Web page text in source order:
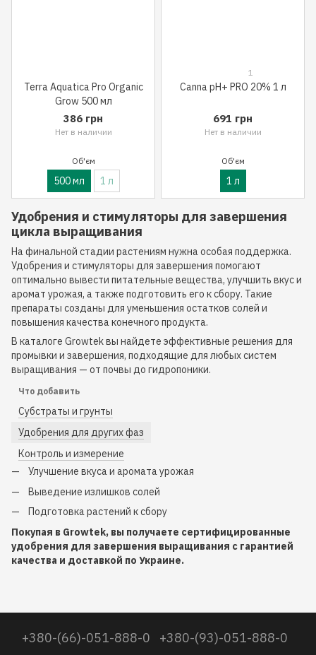
Terra Aquatica Pro Organic
Grow 500 мл
386 грн
Нет в наличии
Об'єм
500 мл 1 л
1
Canna pH+ PRO 20% 1 л
691 грн
Нет в наличии
Об'єм
1 л
Удобрения и стимуляторы для завершения
цикла выращивания
На финальной стадии растениям нужна особая поддержка.
Удобрения и стимуляторы для завершения помогают
оптимально вывести питательные вещества, улучшить вкус и
аромат урожая, а также подготовить его к сбору. Такие
препараты созданы для уменьшения остатков солей и
повышения качества конечного продукта.
В каталоге Growtek вы найдете эффективные решения для
промывки и завершения, подходящие для любых систем
выращивания — от почвы до гидропоники.
Что добавить
Субстраты и грунты
Удобрения для других фаз
Контроль и измерение
Улучшение вкуса и аромата урожая
Выведение излишков солей
Подготовка растений к сбору
Покупая в Growtek, вы получаете сертифицированные
удобрения для завершения выращивания с гарантией
качества и доставкой по Украине.
+380-(66)-051-888-0 +380-(93)-051-888-0